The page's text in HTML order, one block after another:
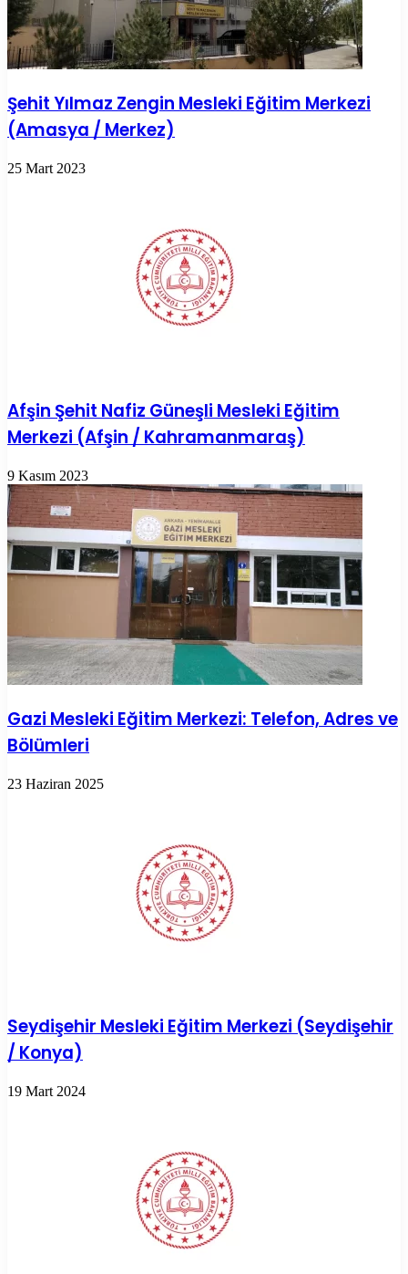
Şehit Yılmaz Zengin Mesleki Eğitim Merkezi
(Amasya / Merkez)
25 Mart 2023
Afşin Şehit Nafiz Güneşli Mesleki Eğitim
Merkezi (Afşin / Kahramanmaraş)
9 Kasım 2023
Gazi Mesleki Eğitim Merkezi: Telefon, Adres ve
Bölümleri
23 Haziran 2025
Seydişehir Mesleki Eğitim Merkezi (Seydişehir
/ Konya)
19 Mart 2024